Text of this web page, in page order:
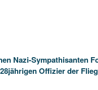
Nazi-Sympathisanten
Offizier der